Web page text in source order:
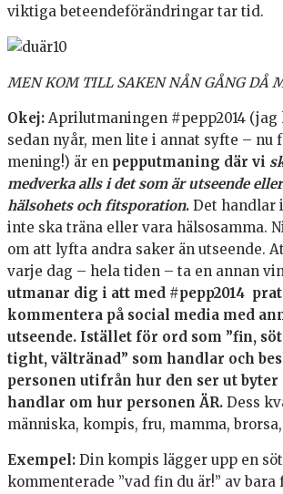
viktiga beteendeförändringar tar tid.
MEN KOM TILL SAKEN NÅN GÅNG DÅ
Okej: Aprilutmaningen #pepp2014 (jag
sedan nyår, men lite i annat syfte – nu
mening!) är en pepputmaning där vi
medverka alls i det som är utseende
hälsohets och fitsporation. Det handlar
inte ska träna eller vara hälsosamma.
om att lyfta andra saker än utseende.
varje dag – hela tiden – ta en annan
utmanar dig i att med #pepp2014
kommentera på social media med
utseende. Istället för ord som ”fin,
tight, vältränad” som handlar och
personen utifrån hur den ser ut
handlar om hur personen ÄR. Dess
människa, kompis, fru, mamma,
Exempel: Din kompis lägger upp en
kommenterade ”vad fin du är!” av